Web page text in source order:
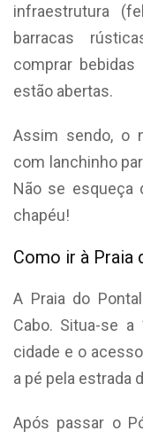
infraestrutura
barracas
comprar
estão abertas.
Assim sendo, o
com lanchinho
Não se esqueça
chapéu!
Como ir à Praia
A Praia do
Cabo. Situa-se
cidade e o
a pé pela estrada
Após passar o